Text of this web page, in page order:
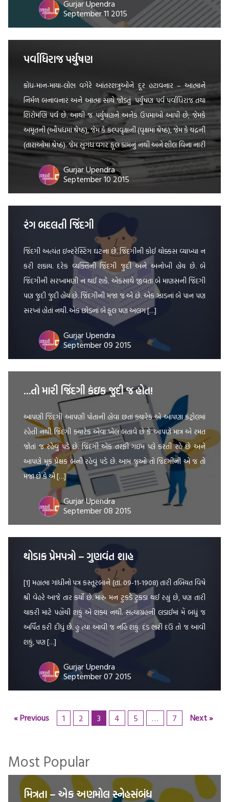
Gurjar Upendra
September 11 2015
પર્વાધિરાજ પર્યુષણ
ક્રોધ-માન-માયા-લોભ વગેરે આંતરશત્રુઓને દૂર હટાવનાર – આત્માને
નિર્મળ બનાવનાર અને આત્મા સાથે જોડતું પર્યુષણ પર્વ પર્વાધિરાજ તથા
શિરોમણિ પર્વ છે. આથી જ પર્યુષણને અનેક ઉપમાઓ આપી છે; જેમકે
અમૃતની (ઔષધમાં શ્રેષ્ઠ), જેમ કે કલ્પવૃક્ષની (વૃક્ષમાં શ્રેષ્ઠ), જેમ કે ચંદ્રની
(તારાઓમાં શ્રેષ્ઠ). જેમ સુગંધ વગર ફૂલ કામનું નથી અને શીલ વિના નારી
શોભતી નથી. તેમ પર્યુષણ […]
Gurjar Upendra
September 10 2015
રંગ બદલતી જિંદગી
જિંદગી અત્યંત ઇન્ટરેસ્ટિંગ ઘટના છે. જિંદગીની કોઈ ચોક્કસ વ્યાખ્યા ન
કરી શકાય. દરેક વ્યક્તિની જિંદગી જુદી અને અનોખી હોય છે. બે
જિંદગીની સરખામણી ન થઈ શકે. એકસાથે જીવતા બે માણસની જિંદગી
પણ જુદી જુદી હોય છે. જિંદગીની મજા જ એ છે. એક ઝાડનાં બે પાન પણ
સરખાં હોતાં નથી. એક છોડનાં બે ફૂલ પણ અલગ […]
Gurjar Upendra
September 09 2015
…તો મારી જિંદગી કંઇક જુદી જ હોત!
આપણી જિંદગી આપણી પોતાની હોવા છતાં ક્યારેક એ આપણા કંટ્રોલમાં
રહેતી નથી. જિંદગી ક્યારેક એવા ખેલ બતાવે છે કે આપણે માત્ર એ રમત
જોતાં જ રહેવું પડે છે. જિંદગી એક તરફી ગઇમ પ્લે કરતી રહે છે અને
આપણે મૂક પ્રેક્ષક બની રહેવું પડે છે. આમ જુઓ તો જિંદગીની એ જ તો
મજા છે કે એ […]
Gurjar Upendra
September 08 2015
થોડાક પ્રેમપત્રો – ગુણવંત શાહ
[1] મહાત્મા ગાંધીનો પત્ર કસ્તૂરબાને (તા. 09-11-1908) તારી તબિયત વિષે
શ્રી વેહરે આજે તાર કર્યો છે. મારું મન ટુકડે ટુકડા થઈ રહ્યું છે, પણ તારી
ચાકરી માટે પહોંચી શકું એ શક્ય નથી. સત્યાગ્રહની લડાઈમાં મેં બધું જ
અર્પિત કરી દીધું છે. હું ત્યાં આવી જ નહિ શકું. દંડ ભરી દઉં તો જ આવી
શકું, પણ […]
Gurjar Upendra
September 07 2015
« Previous 1 2 3 4 5 … 7 Next »
Most Popular
મિત્રતા – એક અણમોલ સ્નેહસંબંધ